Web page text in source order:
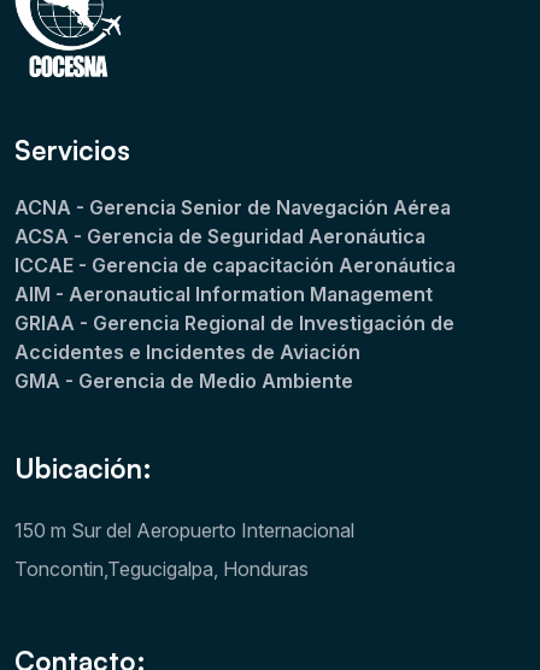
Servicios
ACNA - Gerencia Senior de Navegación Aérea
ACSA - Gerencia de Seguridad Aeronáutica
ICCAE - Gerencia de capacitación Aeronáutica
AIM - Aeronautical Information Management
GRIAA - Gerencia Regional de Investigación de
Accidentes e Incidentes de Aviación
GMA - Gerencia de Medio Ambiente
Ubicación:
150 m Sur del Aeropuerto Internacional
Toncontin,Tegucigalpa, Honduras
Contacto: